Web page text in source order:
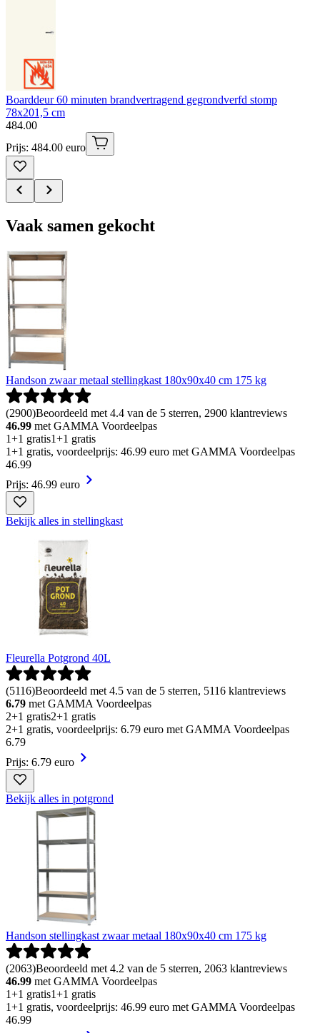
Boarddeur 60 minuten brandvertragend gegrondverfd stomp
78x201,5 cm
484.00
Prijs: 484.00 euro
Vaak samen gekocht
Handson zwaar metaal stellingkast 180x90x40 cm 175 kg
(2900)Beoordeeld met 4.4 van de 5 sterren, 2900 klantreviews
46.99 met GAMMA Voordeelpas
1+1 gratis1+1 gratis
1+1 gratis, voordeelprijs: 46.99 euro met GAMMA Voordeelpas
46.99
Prijs: 46.99 euro
Bekijk alles in stellingkast
Fleurella Potgrond 40L
(5116)Beoordeeld met 4.5 van de 5 sterren, 5116 klantreviews
6.79 met GAMMA Voordeelpas
2+1 gratis2+1 gratis
2+1 gratis, voordeelprijs: 6.79 euro met GAMMA Voordeelpas
6.79
Prijs: 6.79 euro
Bekijk alles in potgrond
Handson stellingkast zwaar metaal 180x90x40 cm 175 kg
(2063)Beoordeeld met 4.2 van de 5 sterren, 2063 klantreviews
46.99 met GAMMA Voordeelpas
1+1 gratis1+1 gratis
1+1 gratis, voordeelprijs: 46.99 euro met GAMMA Voordeelpas
46.99